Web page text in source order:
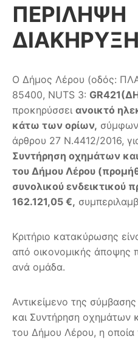
ΠΕΡΙΛΗΨΗ
Ο Δήμος Λέρου (οδός:
85400, NUTS 3: GR
προκηρύσσει ανοικτό
κάτω των ορίων,
άρθρου 27 Ν.4412/2016,
Συντήρηση οχημάτων
του Δήμου Λέρου
συνολικού ενδεικτικού
162.121,05 €,
Κριτήριο κατακύρωσης
από οικονομικής άποψης
ανά ομάδα.
Αντικείμενο της
και Συντήρηση οχημάτων
του Δήμου Λέρου, η οποία